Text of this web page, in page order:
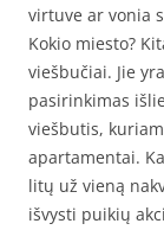
virtuve ar vonia
Kokio miesto?
viešbučiai. Jie
pasirinkimas
viešbutis,
apartamentai.
litų už vieną
išvysti puikių